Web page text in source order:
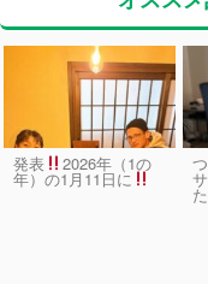
発表 2026年（1の
年）の1月11日に
た